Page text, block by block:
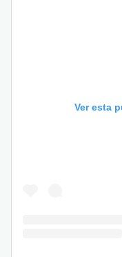
Ver esta